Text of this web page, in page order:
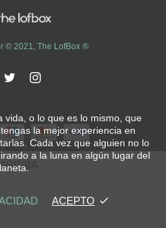
© 2021, The LofBox ®
ARRIBA
vida, o lo que es lo mismo, que
la mejor experiencia en
Cada vez que alguien no lo
a la luna en algún lugar del
ACEPTO